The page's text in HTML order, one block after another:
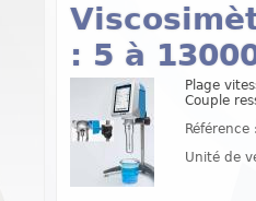
: 5 à
Plage
Couple
Unité de